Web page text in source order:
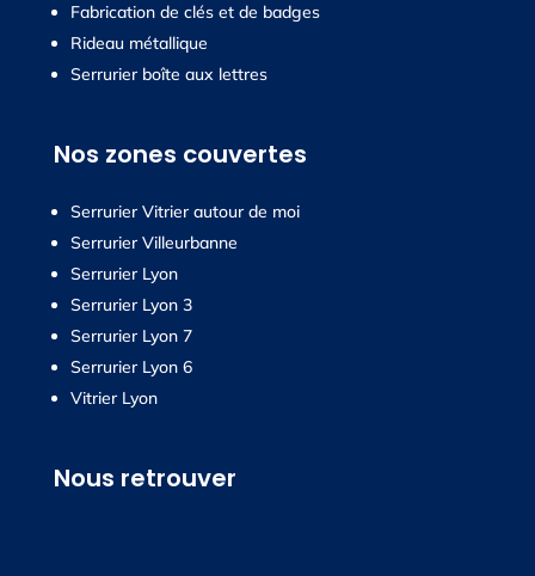
Fabrication de clés et de badges
Rideau métallique
Serrurier boîte aux lettres
Nos zones couvertes
Serrurier Vitrier autour de moi
Serrurier Villeurbanne
Serrurier Lyon
Serrurier Lyon 3
Serrurier Lyon 7
Serrurier Lyon 6
Vitrier Lyon
Nous retrouver